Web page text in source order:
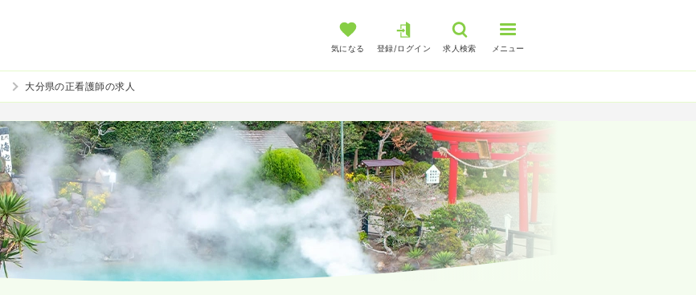
気になる 登録/ログイン 求人検索 メニュー
大分県の正看護師の求人